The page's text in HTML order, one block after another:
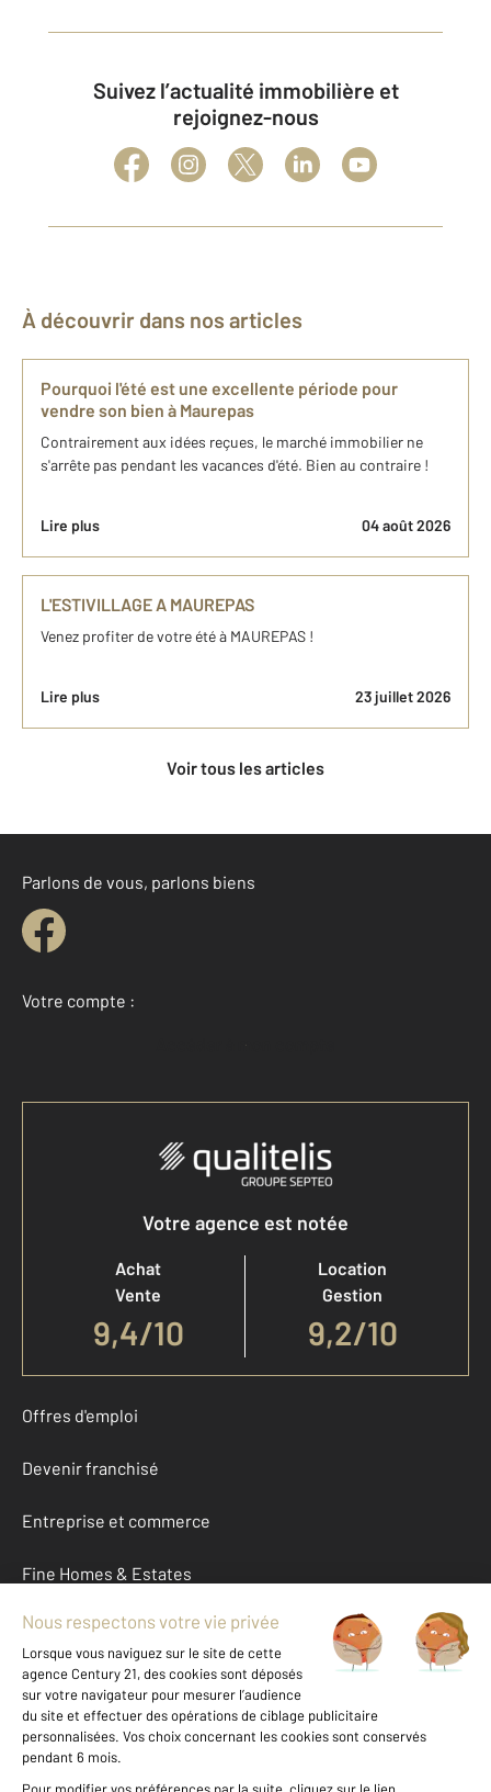
Suivez l’actualité immobilière et
rejoignez-nous
À découvrir dans nos articles
Pourquoi l'été est une excellente période pour
vendre son bien à Maurepas
Contrairement aux idées reçues, le marché immobilier ne
s'arrête pas pendant les vacances d'été. Bien au contraire !
Lire plus 04 août 2026
L'ESTIVILLAGE A MAUREPAS
Venez profiter de votre été à MAUREPAS !
Lire plus 23 juillet 2026
Voir tous les articles
Parlons de vous, parlons biens
Votre compte :
Accéder à mon compte
Votre agence est notée
Achat
Vente
9,4/10
Location
Gestion
9,2/10
Offres d'emploi
Devenir franchisé
Entreprise et commerce
Fine Homes & Estates
À propos
International
Nous contacter